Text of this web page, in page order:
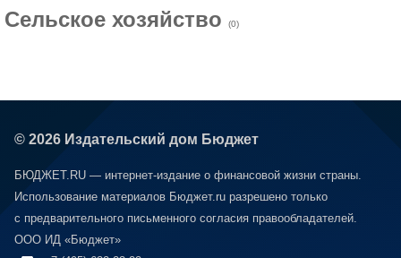
Сельское хозяйство (0)
© 2026 Издательский дом Бюджет
БЮДЖЕТ.RU — интернет-издание о финансовой жизни страны.
Использование материалов Бюджет.ru разрешено только
с предварительного письменного согласия правообладателей.
ООО ИД «Бюджет»